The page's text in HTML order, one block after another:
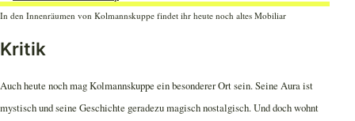
In den Innenräumen von Kolmannskuppe findet ihr heute noch altes Mobiliar
Kritik
Auch heute noch mag Kolmannskuppe ein besonderer Ort sein. Seine Aura ist
mystisch und seine Geschichte geradezu magisch nostalgisch. Und doch wohnt